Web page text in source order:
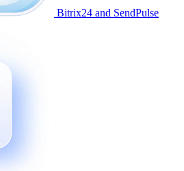
Bitrix24 and SendPulse